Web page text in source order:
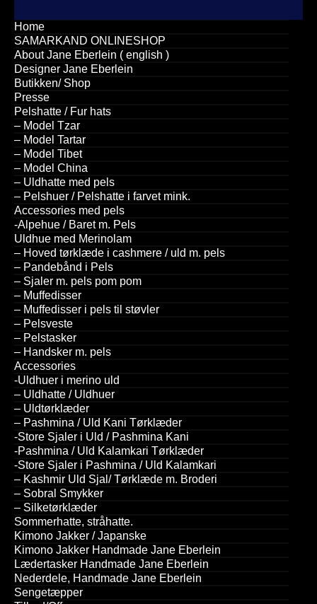
Home
SAMARKAND ONLINESHOP
About Jane Eberlein ( english )
Designer Jane Eberlein
Butikken/ Shop
Presse
Pelshatte / Fur hats
– Model Tzar
– Model Tartar
– Model Tibet
– Model China
– Uldhatte med pels
– Pelshuer / Pelshatte i farvet mink.
Accessories med pels
-Alpehue / Baret m. Pels
Uldhue med Merinolam
– Hoved tørklæde i cashmere / uld m. pels
– Pandebånd i Pels
– Sjaler m. pels pom pom
– Muffedisser
– Muffedisser i pels til støvler
– Pelsveste
– Pelstasker
– Handsker m. pels
Accessories
-Uldhuer i merino uld
– Uldhatte / Uldhuer
– Uldtørklæder
– Pashmina / Uld Kani Tørklæder
-Store Sjaler i Uld / Pashmina Kani
-Pashmina / Uld Kalamkari Tørklæder
-Store Sjaler i Pashmina / Uld Kalamkari
– Kashmir Uld Sjal/ Tørklæde m. Broderi
– Sobral Smykker
– Silketørklæder
Sommerhatte, stråhatte.
Kimono Jakker / Japanske
Kimono Jakker Handmade Jane Eberlein
Lædertasker Handmade Jane Eberlein
Nederdele, Handmade Jane Eberlein
Sengetæpper